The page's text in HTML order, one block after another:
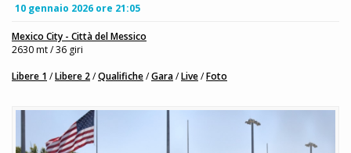
10 gennaio 2026 ore 21:05
Mexico City - Città del Messico
2630 mt / 36 giri
Libere 1 /Libere 2/Qualifiche/Gara/Live/Foto